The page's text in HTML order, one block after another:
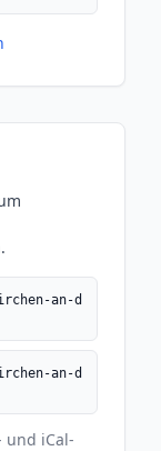
an-d
an-d
und iCal-